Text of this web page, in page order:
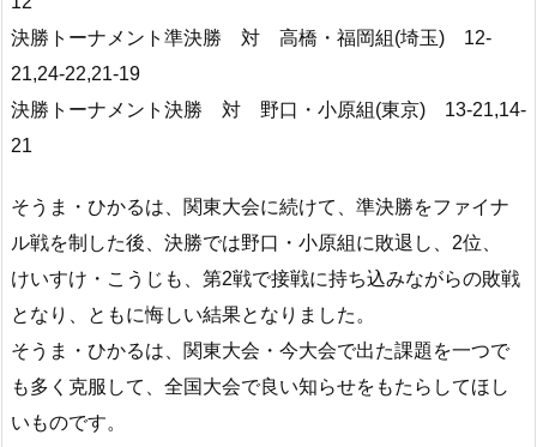
決勝トーナメント準決勝 対 高橋・福岡組(埼玉) 12-
21,24-22,21-19
決勝トーナメント決勝 対 野口・小原組(東京) 13-21,14-
21
そうま・ひかるは、関東大会に続けて、準決勝をファイナ
ル戦を制した後、決勝では野口・小原組に敗退し、2位、
けいすけ・こうじも、第2戦で接戦に持ち込みながらの敗戦
となり、ともに悔しい結果となりました。
そうま・ひかるは、関東大会・今大会で出た課題を一つで
も多く克服して、全国大会で良い知らせをもたらしてほし
いものです。